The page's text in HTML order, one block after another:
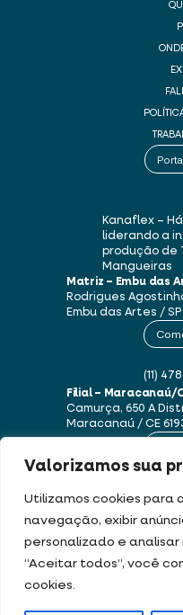
Valorizamos sua
Utilizamos cookies para
navegação, exibir
personalizado e
“Aceitar todos”, você
cookies.
Kanaflex –
liderando a
produção de
Mangueiras
Matriz – Embu das
Rodrigues
Embu das Artes / SP
(11)
Filial – Maracanaú/
Camurça, 650 A
Maracanaú / CE
Este site usa cookies e dados